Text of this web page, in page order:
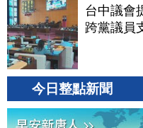
台中議會
跨黨議員
今日整點新聞